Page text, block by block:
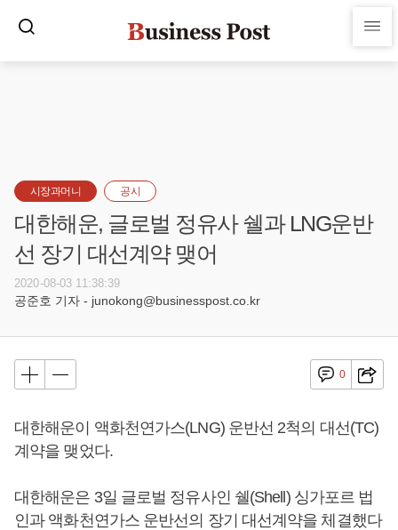
시장과머니 공시
대한해운, 글로벌 정유사 쉘과 LNG운반
선 장기 대선계약 맺어
2020-08-03 11:38:39
공준호 기자 - junokong@businesspost.co.kr
0
대한해운이 액화천연가스(LNG) 운반선 2척의 대선(TC)
계약을 맺었다.
대한해운은 3일 글로벌 정유사인 쉘(Shell) 싱가포르 법
인과 액화천연가스 운반선의 장기 대선계약을 체결했다